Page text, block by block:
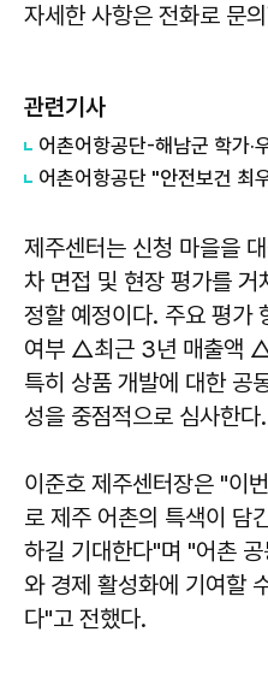
자세한 사항은 전화로 문
관련기사
제주센터는 신청 마을을
차 면접 및 현장 평가를
정할 예정이다. 주요 평가
여부 △최근 3년 매출액
특히 상품 개발에 대한 공
성을 중점적으로 심사한다.
이준호 제주센터장은 "이
로 제주 어촌의 특색이 담
하길 기대한다"며 "어촌
와 경제 활성화에 기여할
다"고 전했다.